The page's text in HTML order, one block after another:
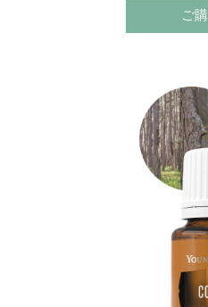
スキンケアクリームの原料
ご